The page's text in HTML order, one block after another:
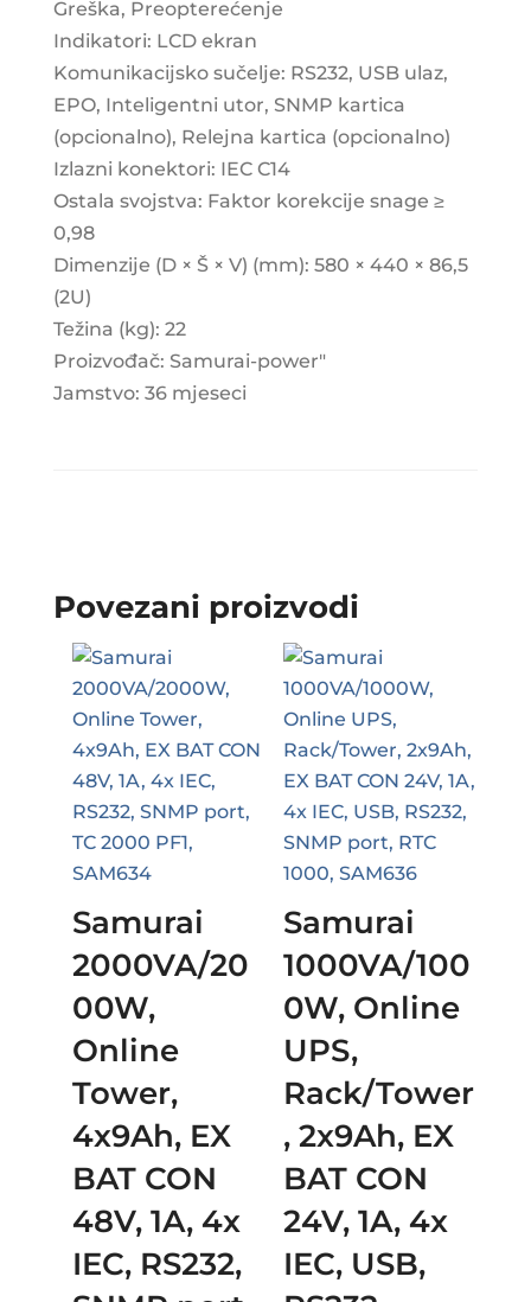
Greška, Preopterećenje
Indikatori: LCD ekran
Komunikacijsko sučelje: RS232, USB ulaz,
EPO, Inteligentni utor, SNMP kartica
(opcionalno), Relejna kartica (opcionalno)
Izlazni konektori: IEC C14
Ostala svojstva: Faktor korekcije snage ≥
0,98
Dimenzije (D × Š × V) (mm): 580 × 440 × 86,5
(2U)
Težina (kg): 22
Proizvođač: Samurai-power"
Jamstvo: 36 mjeseci
Povezani proizvodi
Samurai
2000VA/20
00W,
Online
Tower,
4x9Ah, EX
BAT CON
48V, 1A, 4x
IEC, RS232,
Samurai
1000VA/100
0W, Online
UPS,
Rack/Tower
, 2x9Ah, EX
BAT CON
24V, 1A, 4x
IEC, USB,